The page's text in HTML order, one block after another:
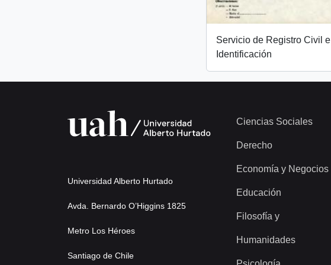
Servicio de Registro Civil e
Identificación
Universidad Alberto Hurtado
Avda. Bernardo O’Higgins 1825
Metro Los Héroes
Santiago de Chile
Ciencias Sociales
Derecho
Economía y Negocios
Educación
Filosofía y
Humanidades